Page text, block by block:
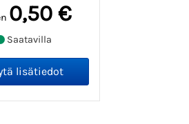
0,50 €
Saatavilla